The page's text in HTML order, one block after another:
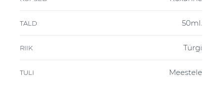
TALD 50ml.
RIIK Türgi
TULI Meestele